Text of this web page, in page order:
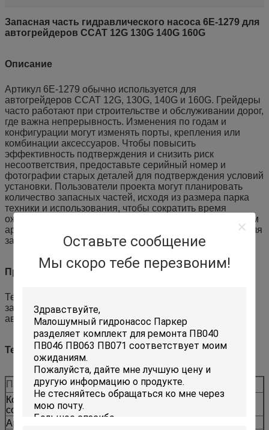
Оставьте сообщение
Мы скоро тебе перезвоним!
Запасная часть гидравлического насоса 6E-1279 для
автогрейдеров CCAT 12G 130G 140G 160G
Описание
Артикул 6E-1279 обычно используется для
автогрейдеров CCAT 12G, 130G, 140G и 160G. Грейдеры
часто работают при строительстве и обслуживании дорог,
где важна непрерывность. Изменения по годам и
конфигурации могут изменять порты, крепления или
комбинации аксессуаров. Чтобы повысить
эффективность подтверждения и снизить риск
несоответствия, предоставьте серийный номер и
фотографии старых деталей для подтверждения условий
установки. Пользователи проекта могут планировать
количество запасных частей, исходя из размера парка
техники и использования, чтобы сократить время
ожидания. Мастерские могут хранить запасы по спискам
артикулов с записями о партиях для улучшения контроля
запасов.
Применение
Техническое обслуживание, ремонт, профилактическая
замена и подготовка запасных частей для
автогрейдеров.
Технические характеристики
Параметр
Значение
Код
совместимости
CCAT
Артикул